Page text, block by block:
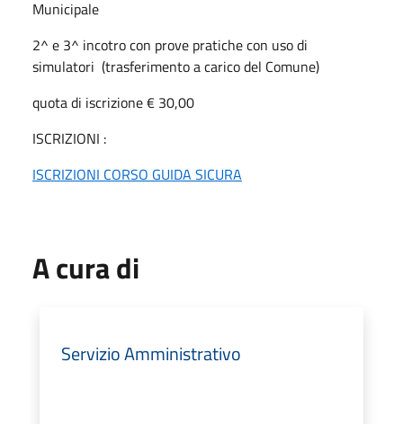
Municipale
2^ e 3^ incotro con prove pratiche con uso di
simulatori (trasferimento a carico del Comune)
quota di iscrizione € 30,00
ISCRIZIONI :
ISCRIZIONI CORSO GUIDA SICURA
A cura di
Servizio Amministrativo